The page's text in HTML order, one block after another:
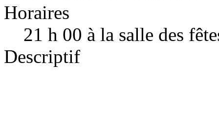
Horaires
21 h 00 à la salle des
Descriptif